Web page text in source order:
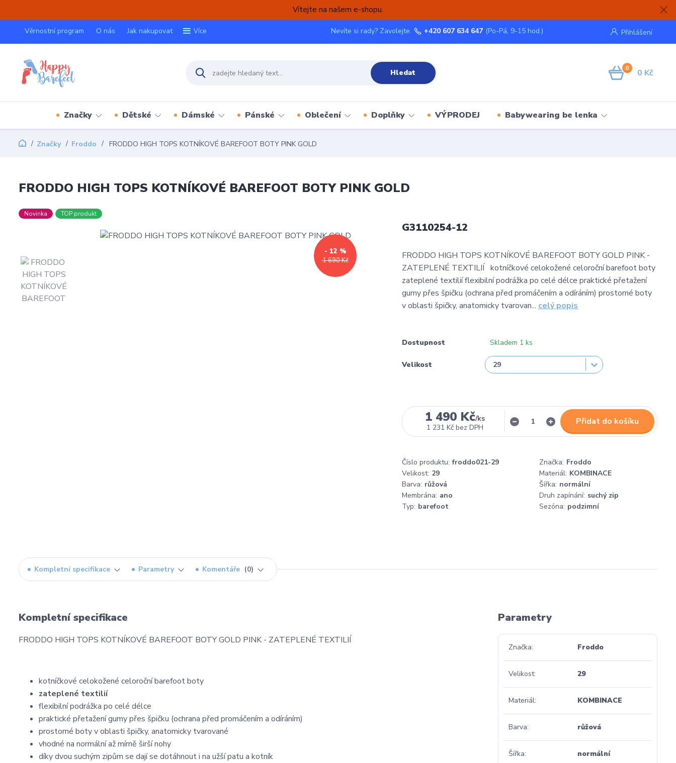
Vítejte na našem e-shopu.
Věrnostní program O nás Jak nakupovat Více Přihlášení
Hledat
Nevíte si rady? Zavolejte. +420 607 634 647 (Po-Pá, 9-15 hod.)
0 0 Kč
Značky Dětské Dámské Pánské Oblečení Doplňky VÝPRODEJ Babywearing be lenka
Značky Froddo FRODDO HIGH TOPS KOTNÍKOVÉ BAREFOOT BOTY PINK GOLD
FRODDO HIGH TOPS KOTNÍKOVÉ BAREFOOT BOTY PINK GOLD
Novinka TOP produkt
1 690 Kč
- 12 %
G3110254-12
FRODDO HIGH TOPS KOTNÍKOVÉ BAREFOOT BOTY GOLD PINK -
ZATEPLENÉ TEXTILIÍ kotníčkové celokožené celoroční barefoot boty
zateplené textilií flexibilní podrážka po celé délce praktické přetažení
gumy přes špičku (ochrana před promáčením a odíráním) prostorné boty
v oblasti špičky, anatomicky tvarovan... celý popis
Dostupnost Skladem 1 ks
Velikost
1 490 Kč/ks
1 231 Kč bez DPH
Přidat do košíku
Číslo produktu: froddo021-29 Značka: Froddo
Velikost: 29 Materiál: KOMBINACE
Barva: růžová Šířka: normální
Membrána: ano Druh zapínání: suchý zip
Typ: barefoot Sezóna: podzimní
Kompletní specifikace Parametry Komentáře 0
Kompletní specifikace
FRODDO HIGH TOPS KOTNÍKOVÉ BAREFOOT BOTY GOLD PINK - ZATEPLENÉ TEXTILIÍ
kotníčkové celokožené celoroční barefoot boty
zateplené textilií
flexibilní podrážka po celé délce
praktické přetažení gumy přes špičku (ochrana před promáčením a odíráním)
prostorné boty v oblasti špičky, anatomicky tvarované
vhodné na normální až mírně širší nohy
díky dvou suchým zipům se dají se dotáhnout i na užší patu a kotník
Parametry
Značka Froddo
Velikost 29
Materiál KOMBINACE
Barva růžová
Šířka normální